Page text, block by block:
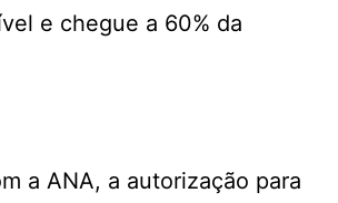
e chegue a 60% da
a ANA, a autorização para